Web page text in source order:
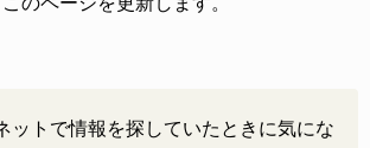
ットで情報を探していたときに気にな